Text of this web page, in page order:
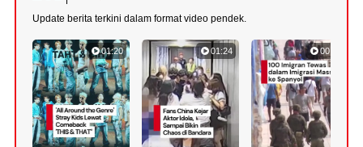
Update berita terkini dalam format video pendek.
01:20 01:24 00:42